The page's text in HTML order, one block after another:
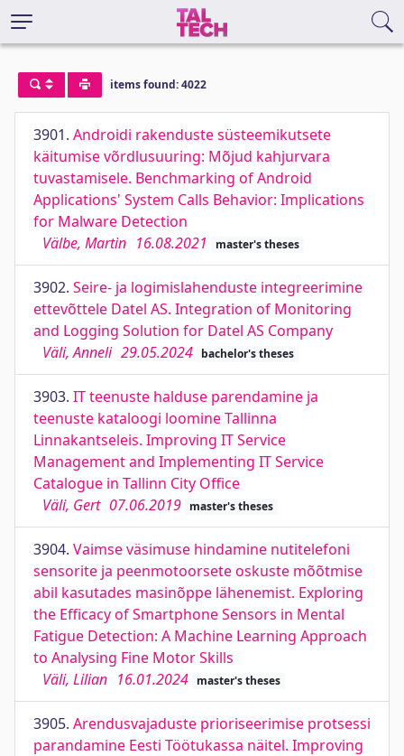
items found: 4022
3901. Androidi rakenduste süsteemikutsete
käitumise võrdlusuuring: Mõjud kahjurvara
tuvastamisele. Benchmarking of Android
Applications' System Calls Behavior: Implications
for Malware Detection
Välbe, Martin 16.08.2021 master's theses
3902. Seire- ja logimislahenduste integreerimine
ettevõttele Datel AS. Integration of Monitoring
and Logging Solution for Datel AS Company
Väli, Anneli 29.05.2024 bachelor's theses
3903. IT teenuste halduse parendamine ja
teenuste kataloogi loomine Tallinna
Linnakantseleis. Improving IT Service
Management and Implementing IT Service
Catalogue in Tallinn City Office
Väli, Gert 07.06.2019 master's theses
3904. Vaimse väsimuse hindamine nutitelefoni
sensorite ja peenmotoorsete oskuste mõõtmise
abil kasutades masinõppe lähenemist. Exploring
the Efficacy of Smartphone Sensors in Mental
Fatigue Detection: A Machine Learning Approach
to Analysing Fine Motor Skills
Väli, Lilian 16.01.2024 master's theses
3905. Arendusvajaduste prioriseerimise protsessi
parandamine Eesti Töötukassa näitel. Improving